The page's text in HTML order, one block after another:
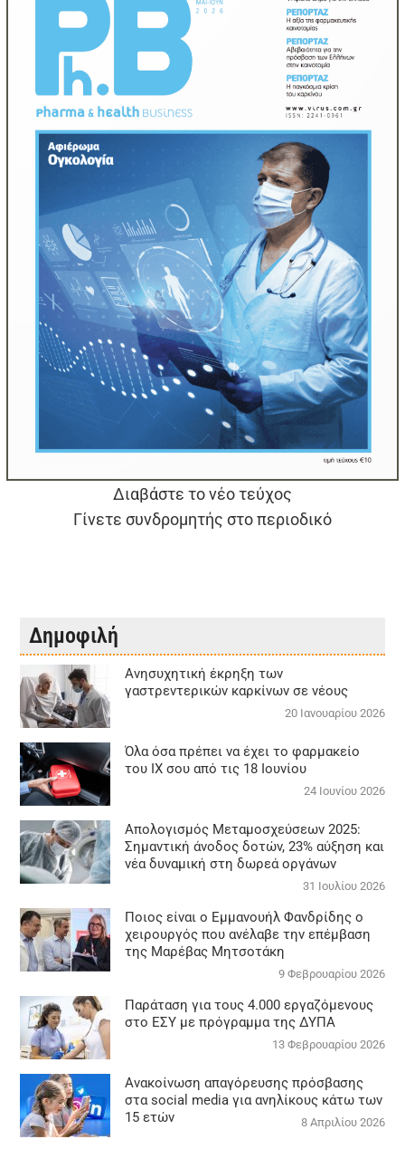
Διαβάστε το νέο τεύχος
Γίνετε συνδρομητής στο περιοδικό
Δημοφιλή
Aνησυχητική έκρηξη των
γαστρεντερικών καρκίνων σε νέους
20 Ιανουαρίου 2026
Όλα όσα πρέπει να έχει το φαρμακείο
του ΙΧ σου από τις 18 Ιουνίου
24 Ιουνίου 2026
Απολογισμός Μεταμοσχεύσεων 2025:
Σημαντική άνοδος δοτών, 23% αύξηση και
νέα δυναμική στη δωρεά οργάνων
31 Ιουλίου 2026
Ποιος είναι ο Εμμανουήλ Φανδρίδης ο
χειρουργός που ανέλαβε την επέμβαση
της Μαρέβας Μητσοτάκη
9 Φεβρουαρίου 2026
Παράταση για τους 4.000 εργαζόμενους
στο ΕΣΥ με πρόγραμμα της ΔΥΠΑ
13 Φεβρουαρίου 2026
Ανακοίνωση απαγόρευσης πρόσβασης
στα social media για ανηλίκους κάτω των
15 ετών
8 Απριλίου 2026